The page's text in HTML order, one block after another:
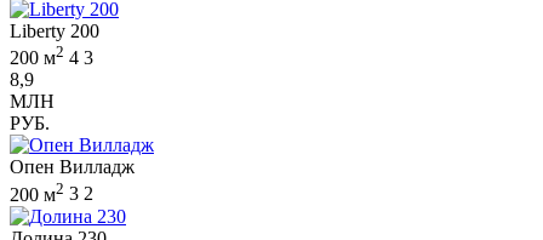
Liberty 200
200 м2 4 3
8,9
МЛН
РУБ.
Опен Вилладж
200 м2 3 2